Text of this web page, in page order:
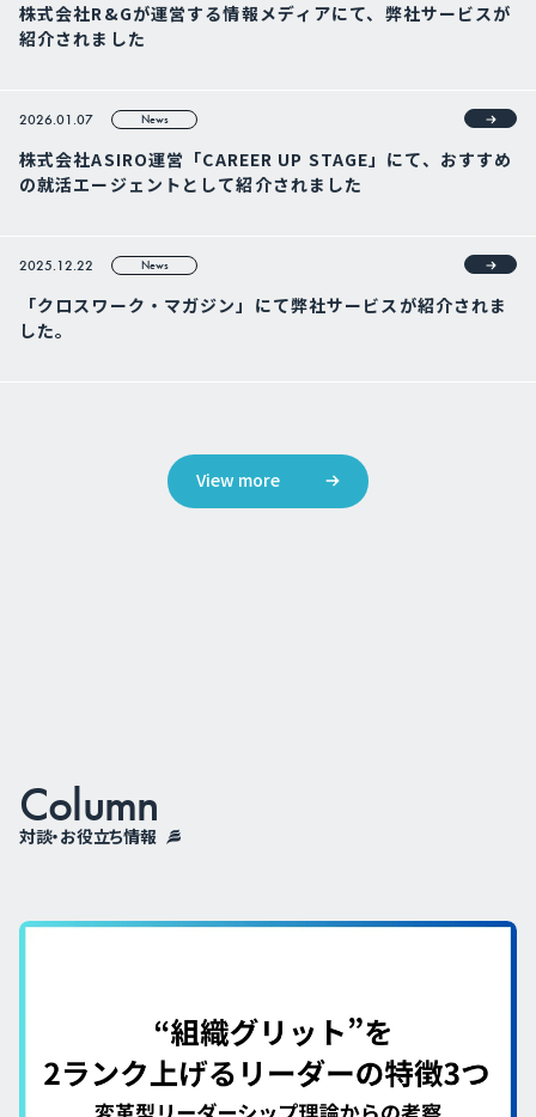
View more
株式会社R&Gが運営する情報メディアにて、弊社サービスが
紹介されました
2026.01.07 News
株式会社ASIRO運営「CAREER UP STAGE」にて、おすすめ
の就活エージェントとして紹介されました
2025.12.22 News
「クロスワーク・マガジン」にて弊社サービスが紹介されま
した。
対談・お役立ち情報
Column